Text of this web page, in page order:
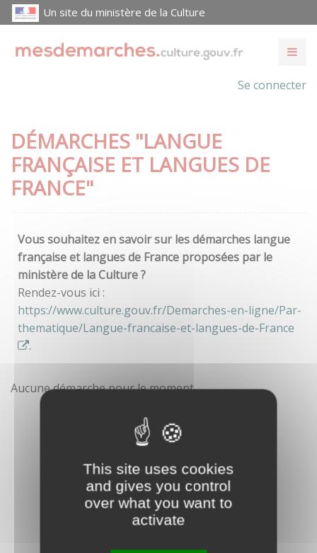
This site uses cookies
and gives you control
over what you want to
activate
Un site du ministère de la Culture
Se connecter
DÉMARCHES "LANGUE
FRANÇAISE ET LANGUES DE
FRANCE"
Vous souhaitez en savoir sur les démarches langue
française et langues de France proposées par le
ministère de la Culture ?
Rendez-vous ici :
https://www.culture.gouv.fr/Demarches-en-ligne/Par-
thematique/Langue-francaise-et-langues-de-France
.
Aucune démarche pour le moment